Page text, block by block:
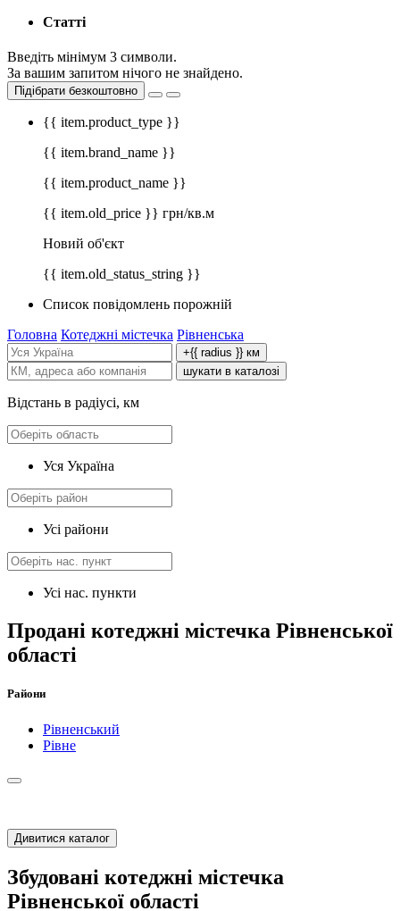
Статті
Введіть мінімум 3 символи.
За вашим запитом нічого не знайдено.
Підібрати безкоштовно
{{ item.product_type }}
{{ item.brand_name }}
{{ item.product_name }}
{{ item.old_price }} грн/кв.м
Новий об'єкт
{{ item.old_status_string }}
Список повідомлень порожній
Головна Котеджні містечка Рівненська
+{{ radius }} км
шукати в каталозі
Відстань в радіусі, км
Уся Україна
Усі райони
Усі нас. пункти
Продані котеджні містечка Рівненської
області
Райони
Рівненський
Рівне
Дивитися каталог
Збудовані котеджні містечка
Рівненської області